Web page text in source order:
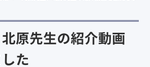
原先生の紹介動画
た